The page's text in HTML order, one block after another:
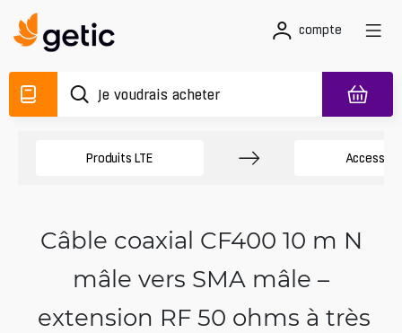
compte
Produits LTE
Câble coaxial CF400 10 m N
mâle vers SMA mâle –
extension RF 50 ohms à très